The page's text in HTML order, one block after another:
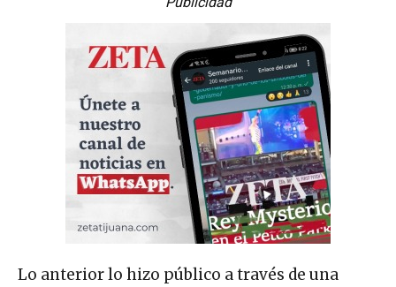
Lo anterior lo hizo público a través de una